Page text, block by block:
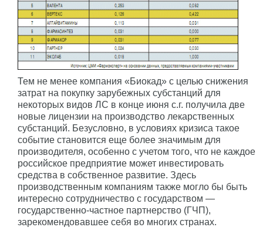
Тем не менее компания «Биокад» с целью снижения
затрат на покупку зарубежных субстанций для
некоторых видов ЛС в конце июня с.г. получила две
новые лицензии на производство лекарственных
субстанций. Безусловно, в условиях кризиса такое
событие становится еще более значимым для
производителя, особенно с учетом того, что не каждое
российское предприятие может инвестировать
средства в собственное развитие. Здесь
производственным компаниям также могло бы быть
интересно сотрудничество с государством —
государственно-частное партнерство (ГЧП),
зарекомендовавшее себя во многих странах.